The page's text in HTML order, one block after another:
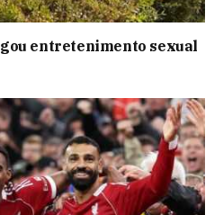
entretenimento sexual